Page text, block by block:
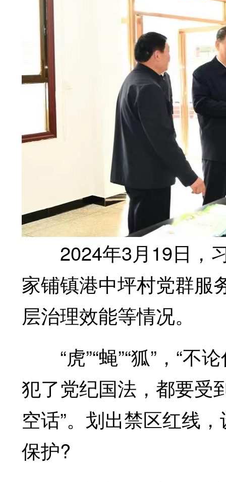
2024年3月19日，习
家铺镇港中坪村党群服
层治理效能等情况。
“虎”“蝇”“狐”，“不
犯了党纪国法，都要受
空话”。划出禁区红线
保护?